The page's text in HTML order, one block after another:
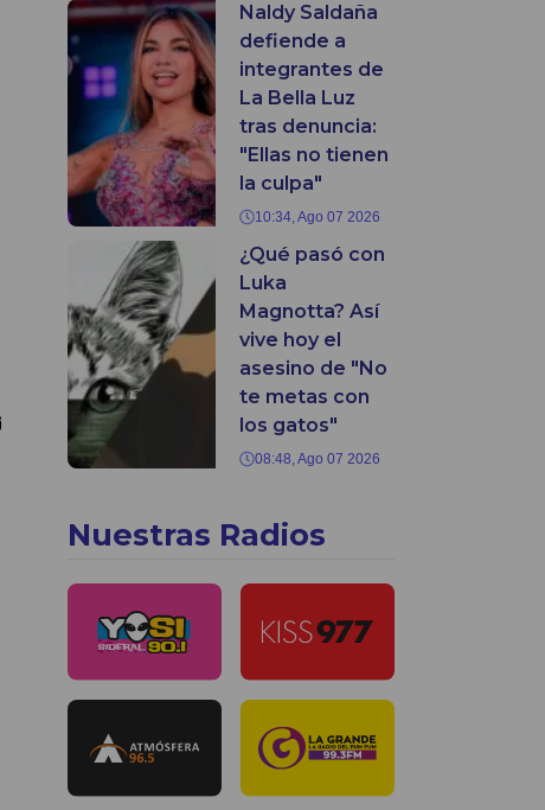
Naldy Saldaña
defiende a
integrantes de
La Bella Luz
tras denuncia:
"Ellas no tienen
la culpa"
10:34, Ago 07 2026
¿Qué pasó con
Luka
Magnotta? Así
vive hoy el
asesino de "No
te metas con
los gatos"
08:48, Ago 07 2026
Nuestras Radios